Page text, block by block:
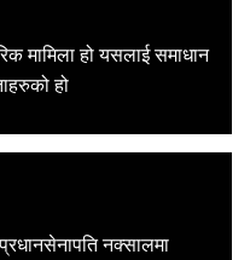
मामिला हो यसलाई समाधान
हो
नक्सालमा